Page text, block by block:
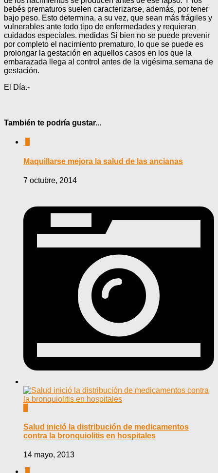
bebés prematuros suelen caracterizarse, además, por tener
bajo peso. Esto determina, a su vez, que sean más frágiles y
vulnerables ante todo tipo de enfermedades y requieran
cuidados especiales. medidas Si bien no se puede prevenir
por completo el nacimiento prematuro, lo que se puede es
prolongar la gestación en aquellos casos en los que la
embarazada llega al control antes de la vigésima semana de
gestación.
El Día.-
También te podría gustar...
Maquillarse mejora la salud de las ancianas
7 octubre, 2014
Salud inició la distribución de medicamentos
contra la bronquiolitis en hospitales
14 mayo, 2013